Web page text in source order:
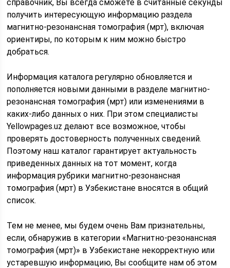
справочник, Вы всегда сможете в считанные секунды
получить интересующую информацию раздела
магнитно-резонансная томография (мрт), включая
ориентиры, по которым к ним можно быстро
добраться.
Информация каталога регулярно обновляется и
пополняется новыми данными в разделе магнитно-
резонансная томография (мрт) или изменениями в
каких-либо данных о них. При этом специалисты
Yellowpages.uz делают все возможное, чтобы
проверять достоверность полученных сведений.
Поэтому наш каталог гарантирует актуальность
приведенных данных на тот момент, когда
информация рубрики магнитно-резонансная
томография (мрт) в Узбекистане вносятся в общий
список.
Тем не менее, мы будем очень Вам признательны,
если, обнаружив в категории «Магнитно-резонансная
томография (мрт)» в Узбекистане некорректную или
устаревшую информацию, Вы сообщите нам об этом